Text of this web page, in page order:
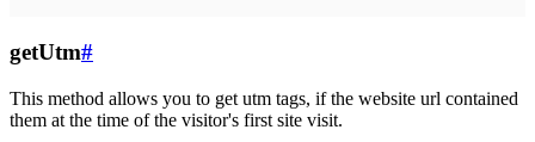
getUtm#
This method allows you to get utm tags, if the website url contained
them at the time of the visitor's first site visit.